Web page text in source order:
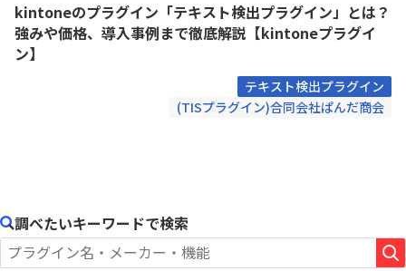
kintoneのプラグイン「テキスト検出プラグイン」とは？
強みや価格、導入事例まで徹底解説【kintoneプラグイ
ン】
テキスト検出プラグイン
(TISプラグイン)合同会社ぱんだ商会
調べたいキーワードで検索